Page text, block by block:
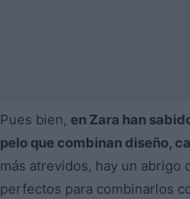
Pues bien, en Zara han
pelo que combinan diseño,
más atrevidos, hay un abrigo
perfectos para combinarlos